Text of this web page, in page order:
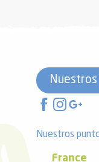
Nuestros
France